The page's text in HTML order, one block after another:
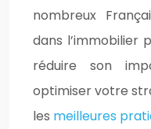
nombreux
dans l’immobilier
réduire son
optimiser votre
les meilleures